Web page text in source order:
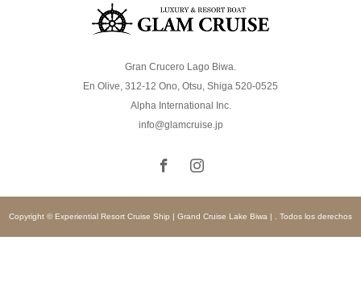
Gran Crucero Lago Biwa.
En Olive, 312-12 Ono, Otsu, Shiga 520-0525
Alpha International Inc.
info@glamcruise.jp
Copyright © Experiential Resort Cruise Ship | Grand Cruise Lake Biwa | . Todos los derechos